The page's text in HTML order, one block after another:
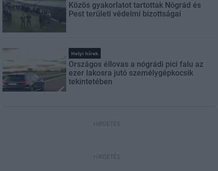
Közös gyakorlatot tartottak Nógrád és
Pest területi védelmi bizottságai
Helyi hírek
Országos éllovas a nógrádi pici falu az
ezer lakosra jutó személygépkocsik
tekintetében
HIRDETÉS
HIRDETÉS